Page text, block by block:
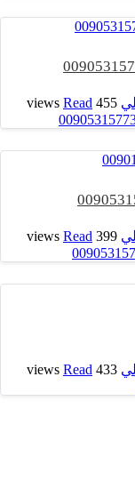
455 views
Read
399 views
Read
433 views
Read